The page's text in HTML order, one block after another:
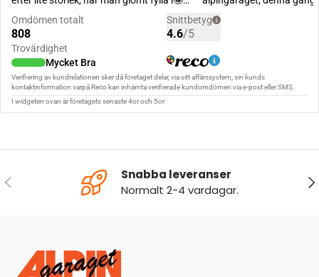
FÖREGÅENDE
Snabba leveranser
Normalt 2-4 vardagar.